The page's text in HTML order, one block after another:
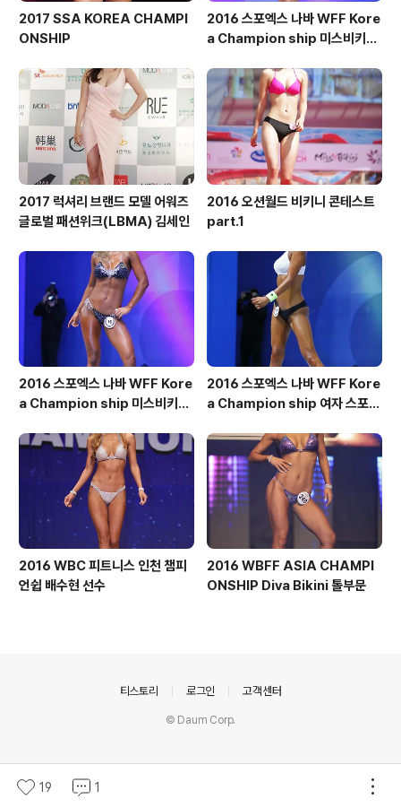
2017 SSA KOREA CHAMPI
ONSHIP
2016 스포엑스 나바 WFF Kore
a Champion ship 미스비키니
2017 럭셔리 브랜드 모델 어워즈
글로벌 패션위크(LBMA) 김세인
2016 오션월드 비키니 콘테스트
part.1
2016 스포엑스 나바 WFF Kore
a Champion ship 미스비키니
2016 스포엑스 나바 WFF Kore
a Champion ship 여자 스포츠
2016 WBC 피트니스 인천 챔피
언쉽 배수현 선수
2016 WBFF ASIA CHAMPI
ONSHIP Diva Bikini 톨부문
19 1
티스토리 로그인 고객센터
© Daum Corp.